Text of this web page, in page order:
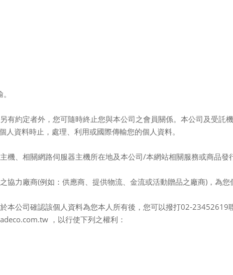
有約定者外，您可隨時終止您與本公司之會員關係。本公司及受託
資料時止，處理、利用或國際傳輸您的個人資料。
機、相關網路伺服器主機所在地及本公司/本網站相關服務或商品發
協力廠商(例如：供應商、提供物流、金流或活動贈品之廠商) ，為
本公司確認該個人資料為您本人所有後，您可以撥打02-23452619
，以行使下列之權利：